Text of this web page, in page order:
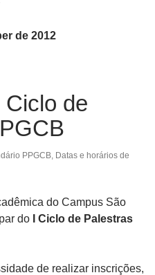
de 2012
de
PPGCB Datas e horários de
do Campus São
do I Ciclo de Palestras
de realizar inscrições,